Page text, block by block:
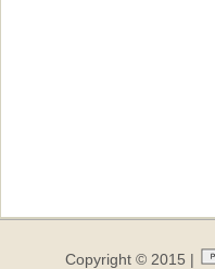
Copyright © 2015 |